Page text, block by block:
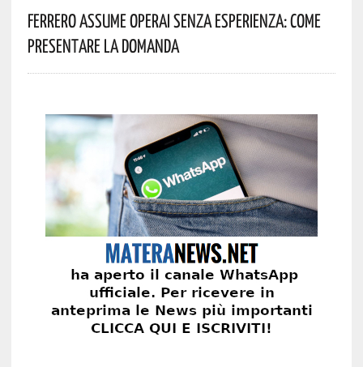
Ferrero Assume Operai Senza Esperienza: Come
Presentare La Domanda